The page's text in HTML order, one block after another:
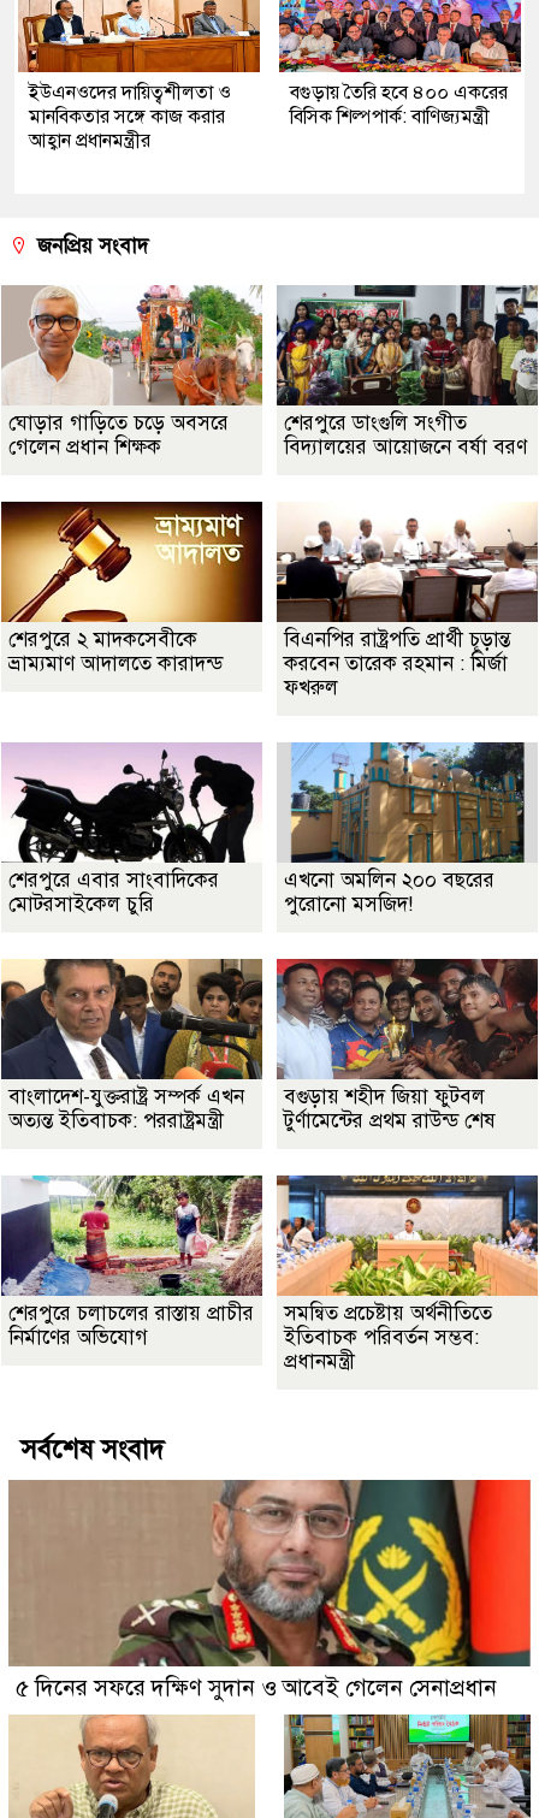
ইউএনওদের দায়িত্বশীলতা ও
মানবিকতার সঙ্গে কাজ করার
আহ্বান প্রধানমন্ত্রীর
বগুড়ায় তৈরি হবে ৪০০ একরের
বিসিক শিল্পপার্ক: বাণিজ্যমন্ত্রী
জনপ্রিয় সংবাদ
ঘোড়ার গাড়িতে চড়ে অবসরে
গেলেন প্রধান শিক্ষক
শেরপুরে ডাংগুলি সংগীত
বিদ্যালয়ের আয়োজনে বর্ষা বরণ
শেরপুরে ২ মাদকসেবীকে
ভ্রাম্যমাণ আদালতে কারাদন্ড
বিএনপির রাষ্ট্রপতি প্রার্থী চূড়ান্ত
করবেন তারেক রহমান : মির্জা
ফখরুল
শেরপুরে এবার সাংবাদিকের
মোটরসাইকেল চুরি
এখনো অমলিন ২০০ বছরের
পুরোনো মসজিদ!
বাংলাদেশ-যুক্তরাষ্ট্র সম্পর্ক এখন
অত্যন্ত ইতিবাচক: পররাষ্ট্রমন্ত্রী
বগুড়ায় শহীদ জিয়া ফুটবল
টুর্ণামেন্টের প্রথম রাউন্ড শেষ
শেরপুরে চলাচলের রাস্তায় প্রাচীর
নির্মাণের অভিযোগ
সমন্বিত প্রচেষ্টায় অর্থনীতিতে
ইতিবাচক পরিবর্তন সম্ভব:
প্রধানমন্ত্রী
সর্বশেষ সংবাদ
৫ দিনের সফরে দক্ষিণ সুদান ও আবেই গেলেন সেনাপ্রধান